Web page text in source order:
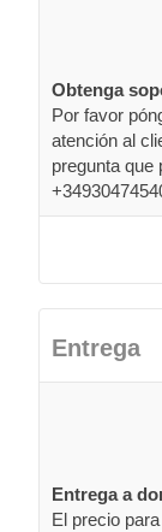
Obtenga
Por favor
atención al
pregunta que
Entrega
Entrega a
El precio